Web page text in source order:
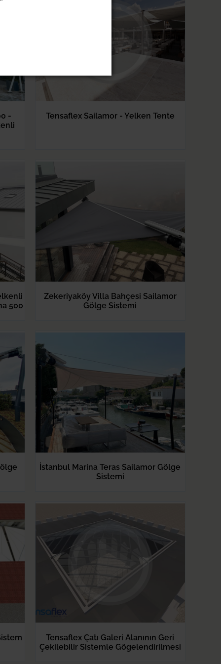
-
Tensaflex Sailamor - Yelken Tente
500
Zekeriyaköy Villa Bahçesi Sailamor
Gölge Sistemi
İstanbul Marina Teras Sailamor Gölge
Sistemi
Tensaflex Çatı Galeri Alanının Geri
Çekilebilir Sistemle Gögelendirilmesi